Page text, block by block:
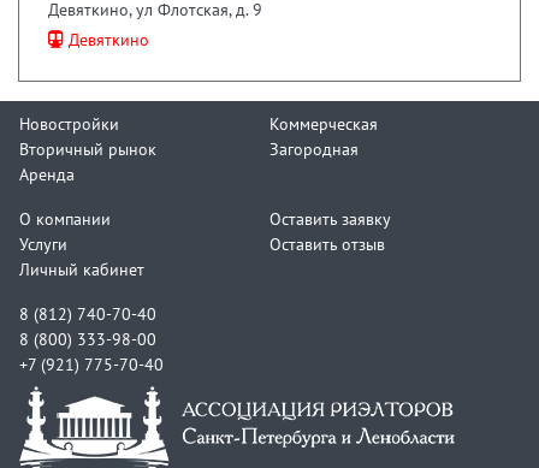
Девяткино, ул Флотская, д. 9
Девяткино
Новостройки
Вторичный рынок
Аренда
Коммерческая
Загородная
О компании
Услуги
Личный кабинет
Оставить заявку
Оставить отзыв
8 (812) 740-70-40
8 (800) 333-98-00
+7 (921) 775-70-40